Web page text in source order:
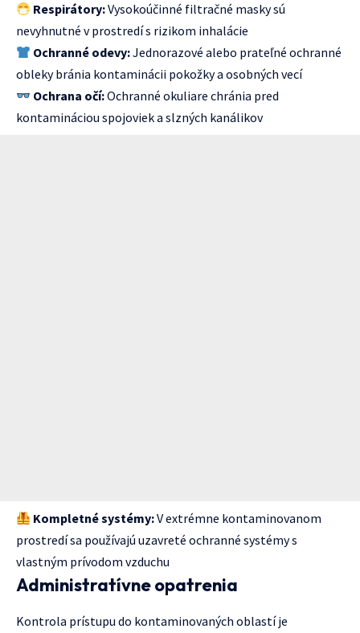
Respirátory:Vysokoúčinné filtračné masky sú
nevyhnutné v prostredí s rizikom inhalácie
Ochranné odevy:Jednorazové alebo prateľné ochranné
obleky bránia kontaminácii pokožky a osobných vecí
Ochrana očí:Ochranné okuliare chránia pred
kontamináciou spojoviek a slzných kanálikov
Kompletné systémy:V extrémne kontaminovanom
prostredí sa používajú uzavreté ochranné systémy s
vlastným prívodom vzduchu
Administratívne opatrenia
Kontrola prístupu do kontaminovaných oblastí je